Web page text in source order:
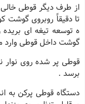
از طرف دیگر قوطى
تا دقیقاً روبروى گوشت
ه توسعه تیغه اى
گوشت داخل قوطى وارد
قوطى پر شده روى نوار
برسد .